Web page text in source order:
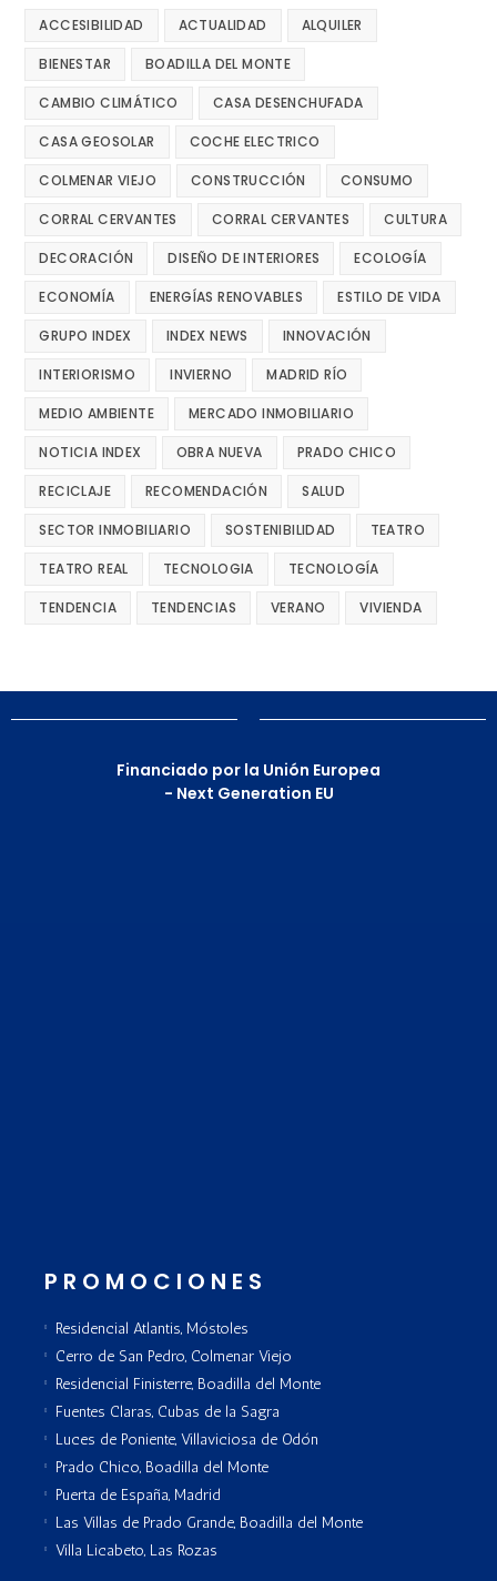
ACCESIBILIDAD ACTUALIDAD ALQUILER
BIENESTAR BOADILLA DEL MONTE
CAMBIO CLIMÁTICO CASA DESENCHUFADA
CASA GEOSOLAR COCHE ELECTRICO
COLMENAR VIEJO CONSTRUCCIÓN CONSUMO
CORRAL CERVANTES CORRAL CERVANTES CULTURA
DECORACIÓN DISEÑO DE INTERIORES ECOLOGÍA
ECONOMÍA ENERGÍAS RENOVABLES ESTILO DE VIDA
GRUPO INDEX INDEX NEWS INNOVACIÓN
INTERIORISMO INVIERNO MADRID RÍO
MEDIO AMBIENTE MERCADO INMOBILIARIO
NOTICIA INDEX OBRA NUEVA PRADO CHICO
RECICLAJE RECOMENDACIÓN SALUD
SECTOR INMOBILIARIO SOSTENIBILIDAD TEATRO
TEATRO REAL TECNOLOGIA TECNOLOGÍA
TENDENCIA TENDENCIAS VERANO VIVIENDA
Financiado por la Unión Europea
- Next Generation EU
PROMOCIONES
Residencial Atlantis, Móstoles
Cerro de San Pedro, Colmenar Viejo
Residencial Finisterre, Boadilla del Monte
Fuentes Claras, Cubas de la Sagra
Luces de Poniente, Villaviciosa de Odón
Prado Chico, Boadilla del Monte
Puerta de España, Madrid
Las Villas de Prado Grande, Boadilla del Monte
Villa Licabeto, Las Rozas